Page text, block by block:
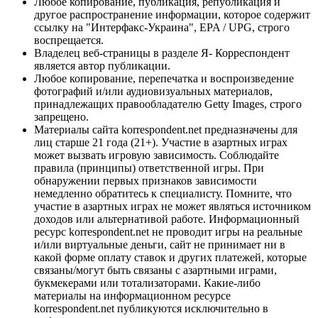
другое распространение информации, которое содержит
ссылку на "Интерфакс-Украина", EPA / UPG, строго
воспрещается.
Владелец веб-страницы в разделе Я- Корреспондент
является автор публикации.
Любое копирование, перепечатка и воспроизведение
фотографий и/или аудиовизуальных материалов,
принадлежащих правообладателю Getty Images, строго
запрещено.
Материалы сайта korrespondent.net предназначены для
лиц старше 21 года (21+). Участие в азартных играх
может вызвать игровую зависимость. Соблюдайте
правила (принципы) ответственной игры. При
обнаружении первых признаков зависимости
немедленно обратитесь к специалисту. Помните, что
участие в азартных играх не может являться источником
доходов или альтернативой работе. Информационный
ресурс korrespondent.net не проводит игры на реальные
и/или виртуальные деньги, сайт не принимает ни в
какой форме оплату ставок и других платежей, которые
связаны/могут быть связаны с азартными играми,
букмекерами или тотализаторами. Какие-либо
материалы на информационном ресурсе
korrespondent.net публикуются исключительно в